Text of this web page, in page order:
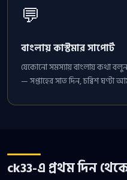
💬
বাংলায় কাস্টমার সাপোর্ট
যেকোনো সমস্যায় বাংলায় কথা
— সপ্তাহের সাত দিন, চব্বিশ
ck33-এ প্রথম দিন